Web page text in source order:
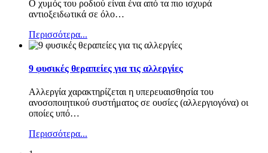
Ο χυμός του ροδιού είναι ένα από τα πιο ισχυρά
αντιοξειδωτικά σε όλο…
Περισσότερα...
9 φυσικές θεραπείες για τις αλλεργίες
Αλλεργία χαρακτηρίζεται η υπερευαισθησία του
ανοσοποιητικού συστήματος σε ουσίες (αλλεργιογόνα) οι
οποίες υπό…
Περισσότερα...